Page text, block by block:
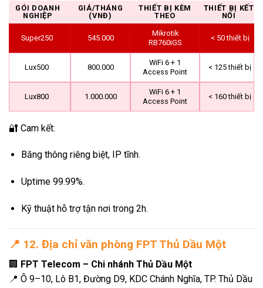
GÓI DOANH
NGHIỆP
GIÁ/THÁNG
(VNĐ)
THIẾT BỊ KÈM
THEO
THIẾT BỊ KẾT
NỐI
Super250 545.000
Mikrotik
RB760iGS
< 50 thiết bị
Lux500 800.000
WiFi 6 + 1
Access Point
< 125 thiết bị
Lux800 1.000.000
WiFi 6 + 1
Access Point
< 160 thiết bị
🔐 Cam kết:
Băng thông riêng biệt, IP tĩnh.
Uptime 99.99%.
Kỹ thuật hỗ trợ tận nơi trong 2h.
📍 12. Địa chỉ văn phòng FPT Thủ Dầu Một
🏢 FPT Telecom – Chi nhánh Thủ Dầu Một
📍 Ô 9–10, Lô B1, Đường D9, KDC Chánh Nghĩa, TP. Thủ Dầu